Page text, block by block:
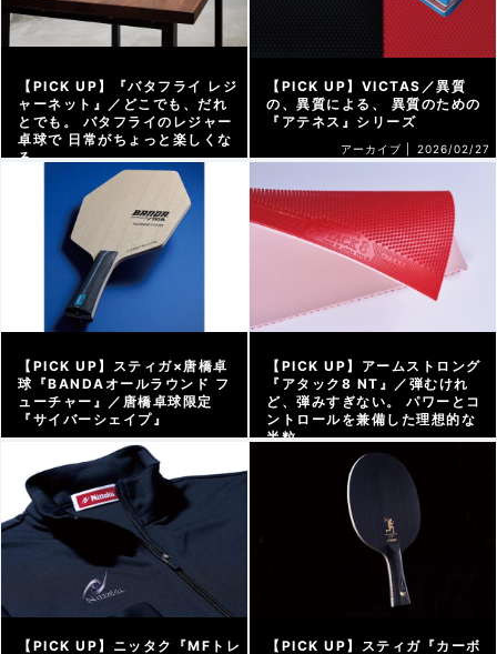
【PICK UP】『バタフライ レジ
ャーネット』／どこでも、だれ
とでも。 バタフライのレジャー
卓球で 日常がちょっと楽しくな
る
アーカイブ | 2026/03/06
【PICK UP】VICTAS／異質
の、異質による、 異質のための
『アテネス』シリーズ
アーカイブ | 2026/02/27
【PICK UP】スティガ×唐橋卓
球『BANDAオールラウンド フ
ューチャー』／唐橋卓球限定
『サイバーシェイプ』
アーカイブ |
【PICK UP】アームストロング
『アタック8 NT』／弾むけれ
ど、弾みすぎない。 パワーとコ
ントロールを兼備した理想的な
半粒
アーカイブ |
【PICK UP】ニッタク『MFトレ 【PICK UP】スティガ『カーボ